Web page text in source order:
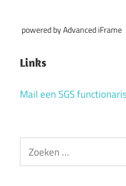
powered by Advanced iFrame
Links
Mail een SGS
Zoeken
naar: